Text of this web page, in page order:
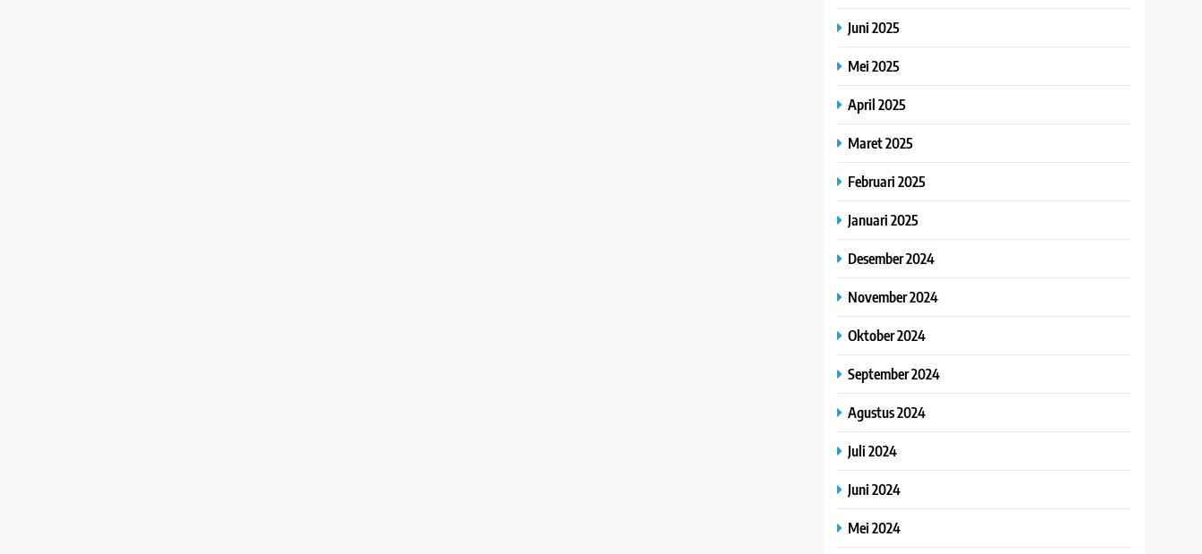
Juni 2025
Mei 2025
April 2025
Maret 2025
Februari 2025
Januari 2025
Desember 2024
November 2024
Oktober 2024
September 2024
Agustus 2024
Juli 2024
Juni 2024
Mei 2024